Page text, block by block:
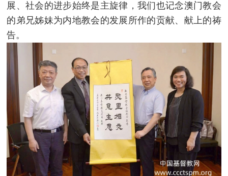
展、社会的进步始终是主旋律，我们也记念澳门教会
的弟兄姊妹为内地教会的发展所作的贡献、献上的祷
告。